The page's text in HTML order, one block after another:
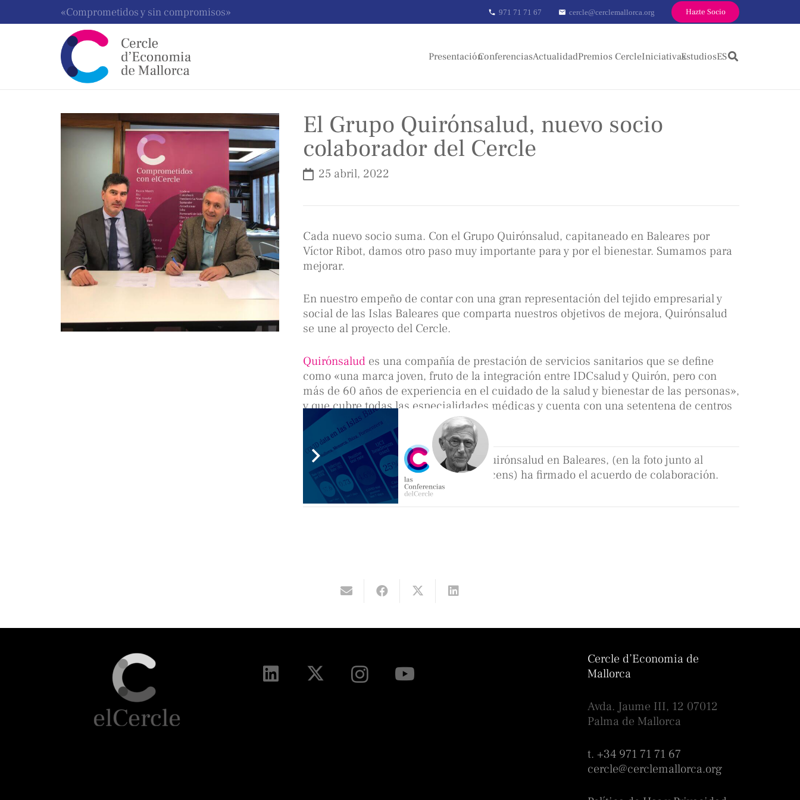
«Comprometidos y sin compromisos» phone 971 71 71 67 mail cercle@cerclemallorca.org Hazte Socio
PresentaciónConferenciasActualidadPremios CercleIniciativasEstudiosES
El Grupo Quirónsalud, nuevo socio
colaborador del Cercle
25 abril, 2022
Cada nuevo socio suma. Con el Grupo Quirónsalud, capitaneado en Baleares por
Víctor Ribot, damos otro paso muy importante para y por el bienestar. Sumamos para
mejorar.
En nuestro empeño de contar con una gran representación del tejido empresarial y
social de las Islas Baleares que comparta nuestros objetivos de mejora, Quirónsalud
se une al proyecto del Cercle.
Quirónsalud es una compañía de prestación de servicios sanitarios que se define
como «una marca joven, fruto de la integración entre IDCsalud y Quirón, pero con
más de 60 años de experiencia en el cuidado de la salud y bienestar de las personas»,
y que cubre todas las especialidades médicas y cuenta con una setentena de centros
en toda España.
Víctor Ribot, Director Territorial de Quirónsalud en Baleares, (en la foto junto al
presidente del Cercle, Josep Maria Vicens) ha firmado el acuerdo de colaboración.
Cercle d’Economia de
Mallorca
Avda. Jaume III, 12 07012
Palma de Mallorca
t. +34 971 71 71 67
cercle@cerclemallorca.org